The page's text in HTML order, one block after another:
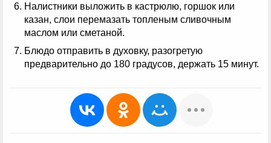
Налистники выложить в кастрюлю, горшок или
казан, слои перемазать топленым сливочным
маслом или сметаной.
Блюдо отправить в духовку, разогретую
предварительно до 180 градусов, держать 15 минут.